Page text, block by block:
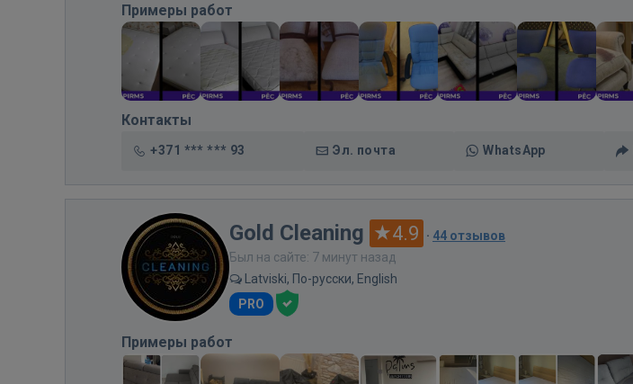
Примеры работ
Контакты
+371 *** *** 93 Эл. почта WhatsApp
Gold Cleaning 4.9 · 44 отзывов
Был на сайте: 7 минут назад
Latviski, По-русски, English
PRO
Примеры работ